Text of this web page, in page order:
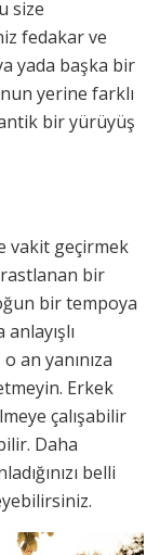
size
fedakar ve
yada başka bir
yerine farklı
bir yürüyüş
vakit geçirmek
bir
bir tempoya
o an yanınıza
Erkek
çalışabilir
Daha
belli